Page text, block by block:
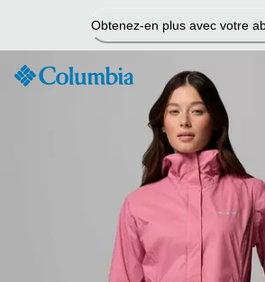
contenu
Obtenez-en plus avec votre